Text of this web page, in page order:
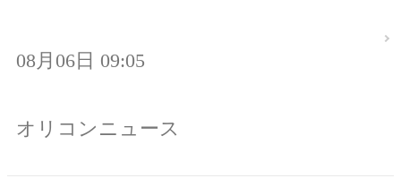
08月06日 09:05
オリコンニュース